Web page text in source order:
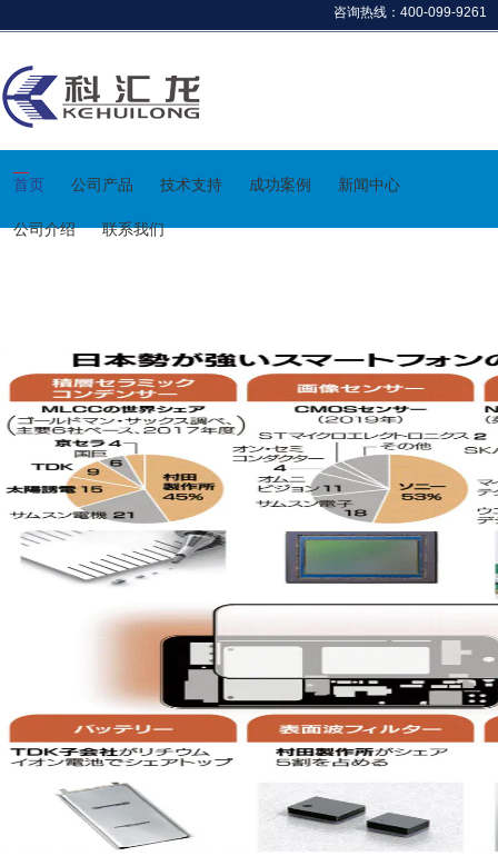
咨询热线：400-099-9261
首页 公司产品 技术支持 成功案例 新闻中心
公司介绍 联系我们